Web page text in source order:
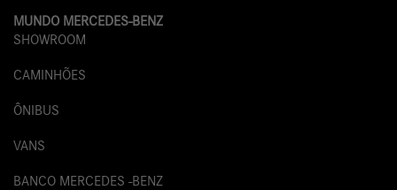
MUNDO MERCEDES-BENZ
SHOWROOM
CAMINHÕES
ÔNIBUS
VANS
BANCO MERCEDES -BENZ